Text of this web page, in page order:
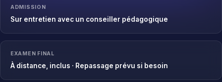
ADMISSION
Sur entretien avec un conseiller pédagogique
EXAMEN FINAL
À distance, inclus · Repassage prévu si besoin